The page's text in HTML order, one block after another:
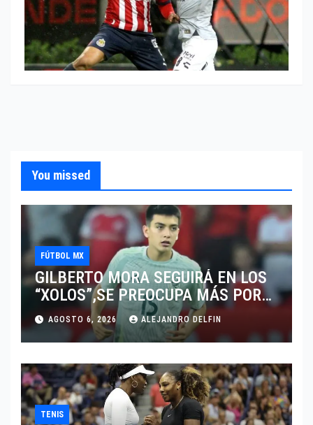
You missed
FÚTBOL MX
GILBERTO MORA SEGUIRÁ EN LOS
“XOLOS”,SE PREOCUPA MÁS POR
JUGAR EN SU EQUIPO.
AGOSTO 6, 2026 ALEJANDRO DELFIN
TENIS